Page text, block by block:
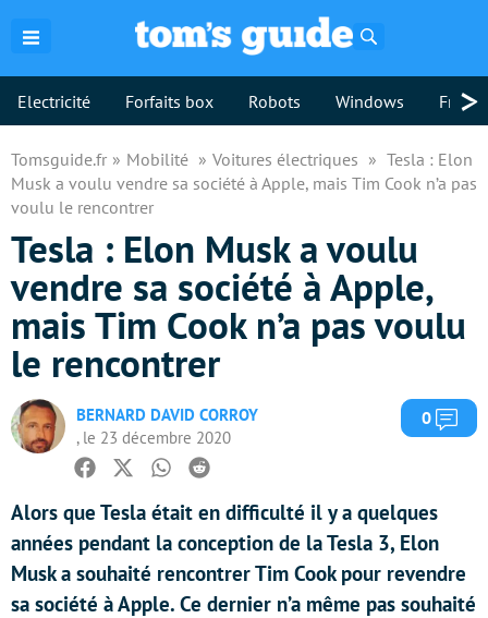
Electricité Forfaits box Robots Windows >
Tomsguide.fr Mobilité Voitures électriques
Tesla : Elon
Musk a voulu vendre sa société à Apple, mais Tim Cook n’a pas
voulu le rencontrer
Tesla : Elon Musk a voulu
vendre sa société à Apple,
mais Tim Cook n’a pas voulu
le rencontrer
BERNARD DAVID CORROY
, le 23 décembre 2020
0
Facebook
TwitterWhatsapp
Reddit
Alors que Tesla était en difficulté il y a quelques
années pendant la conception de la Tesla 3, Elon
Musk a souhaité rencontrer Tim Cook pour revendre
sa société à Apple. Ce dernier n’a même pas souhaité